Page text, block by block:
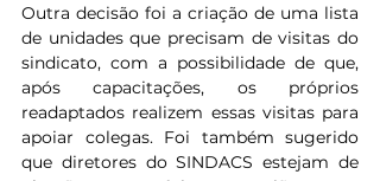
Outra decisão foi a criação de uma lista
de unidades que precisam de visitas do
sindicato, com a possibilidade de que,
após capacitações, os próprios
readaptados realizem essas visitas para
apoiar colegas. Foi também sugerido
que diretores do SINDACS estejam de